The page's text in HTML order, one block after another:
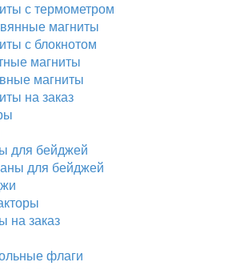
с термометром
магниты
с блокнотом
магниты
магниты
на заказ
для бейджей
для бейджей
на заказ
флаги